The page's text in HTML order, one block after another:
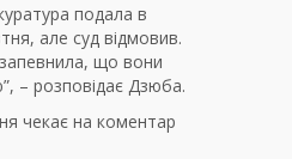
подала в
але суд відмовив.
що вони
– розповідає Дзюба.
чекає на коментар